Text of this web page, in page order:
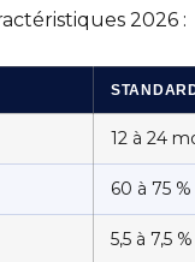
2026 :
12 à 24
60 à 75
5,5 à 7,5